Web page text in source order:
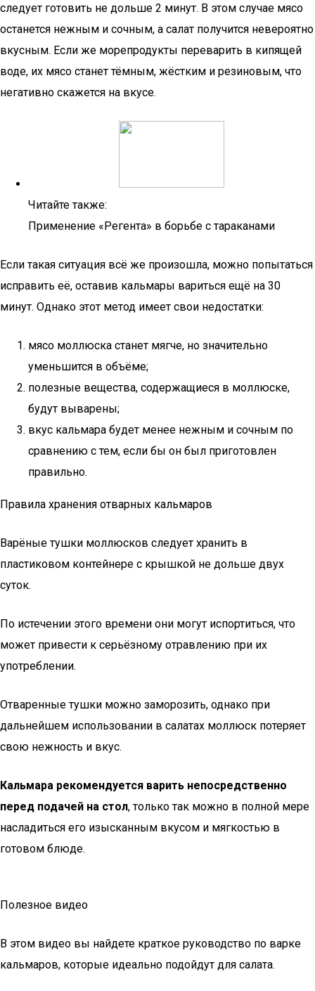
следует готовить не дольше 2 минут. В этом случае мясо
останется нежным и сочным, а салат получится невероятно
вкусным. Если же морепродукты переварить в кипящей
воде, их мясо станет тёмным, жёстким и резиновым, что
негативно скажется на вкусе.
Читайте также:
Применение «Регента» в борьбе с тараканами
Если такая ситуация всё же произошла, можно попытаться
исправить её, оставив кальмары вариться ещё на 30
минут. Однако этот метод имеет свои недостатки:
мясо моллюска станет мягче, но значительно
уменьшится в объёме;
полезные вещества, содержащиеся в моллюске,
будут выварены;
вкус кальмара будет менее нежным и сочным по
сравнению с тем, если бы он был приготовлен
правильно.
Правила хранения отварных кальмаров
Варёные тушки моллюсков следует хранить в
пластиковом контейнере с крышкой не дольше двух
суток.
По истечении этого времени они могут испортиться, что
может привести к серьёзному отравлению при их
употреблении.
Отваренные тушки можно заморозить, однако при
дальнейшем использовании в салатах моллюск потеряет
свою нежность и вкус.
Кальмара рекомендуется варить непосредственно
перед подачей на стол, только так можно в полной мере
насладиться его изысканным вкусом и мягкостью в
готовом блюде.
Полезное видео
В этом видео вы найдете краткое руководство по варке
кальмаров, которые идеально подойдут для салата.